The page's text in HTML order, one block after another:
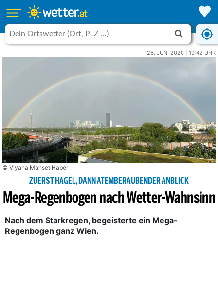
26. JUNI 2020 | 19:42 UHR
© Viyana Manset Haber
ZUERST HAGEL, DANN ATEMBERAUBENDER ANBLICK
Mega-Regenbogen nach Wetter-Wahnsinn
Nach dem Starkregen, begeisterte ein Mega-
Regenbogen ganz Wien.